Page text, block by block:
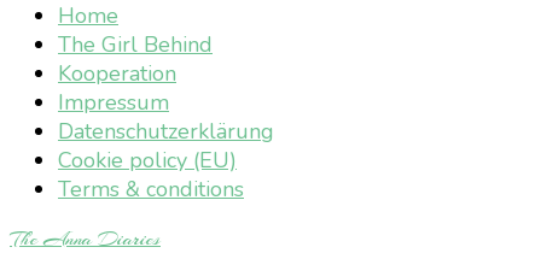
Home
The Girl Behind
Kooperation
Impressum
Datenschutzerklärung
Cookie policy (EU)
Terms & conditions
The Anna Diaries